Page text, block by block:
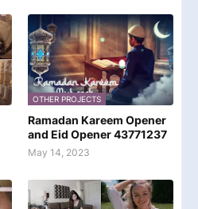
OTHER PROJECTS
Ramadan Kareem Opener
and Eid Opener 43771237
May 14, 2023